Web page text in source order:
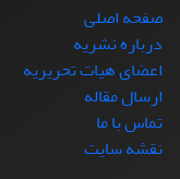
صفحه اصلی
درباره نشریه
اعضای هیات تحریریه
ارسال مقاله
تماس با ما
نقشه سایت